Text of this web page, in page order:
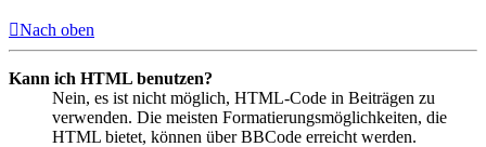
Nach oben
Kann ich HTML benutzen?
Nein, es ist nicht möglich, HTML-Code in Beiträgen zu
verwenden. Die meisten Formatierungsmöglichkeiten, die
HTML bietet, können über BBCode erreicht werden.